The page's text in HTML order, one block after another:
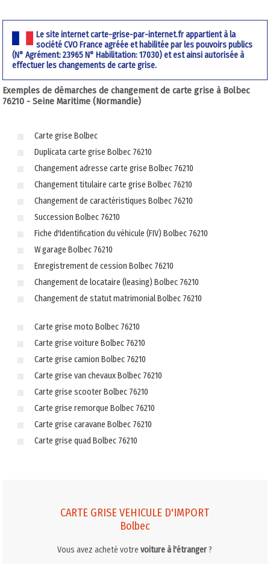
Le site internet carte-grise-par-internet.fr appartient à la
société CVO France agréée et habilitée par les pouvoirs publics
(N° Agrément: 23965 N° Habilitation: 17030) et est ainsi autorisée à
effectuer les changements de carte grise.
Exemples de démarches de changement de carte grise à Bolbec
76210 - Seine Maritime (Normandie)
Carte grise Bolbec
Duplicata carte grise Bolbec 76210
Changement adresse carte grise Bolbec 76210
Changement titulaire carte grise Bolbec 76210
Changement de caractéristiques Bolbec 76210
Succession Bolbec 76210
Fiche d'Identification du véhicule (FIV) Bolbec 76210
W garage Bolbec 76210
Enregistrement de cession Bolbec 76210
Changement de locataire (leasing) Bolbec 76210
Changement de statut matrimonial Bolbec 76210
Carte grise moto Bolbec 76210
Carte grise voiture Bolbec 76210
Carte grise camion Bolbec 76210
Carte grise van chevaux Bolbec 76210
Carte grise scooter Bolbec 76210
Carte grise remorque Bolbec 76210
Carte grise caravane Bolbec 76210
Carte grise quad Bolbec 76210
CARTE GRISE VEHICULE D'IMPORT
Bolbec
Vous avez acheté votrevoiture à l'étranger?